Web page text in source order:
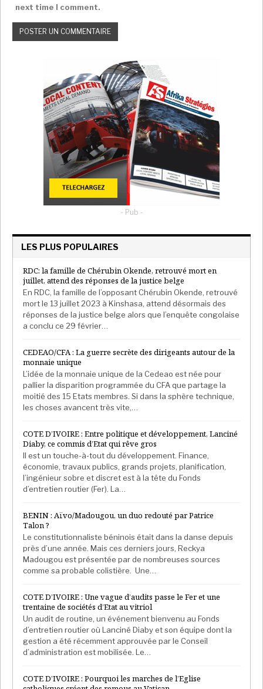
next time I comment.
- Pub -
LES PLUS POPULAIRES
RDC: la famille de Chérubin Okende, retrouvé mort en
juillet, attend des réponses de la justice belge
En RDC, la famille de l’opposant Chérubin Okende, retrouvé
mort le 13 juillet 2023 à Kinshasa, attend désormais des
réponses de la justice belge alors que l’enquête congolaise
a conclu ce 29 février…
CEDEAO/CFA : La guerre secrète des dirigeants autour de la
monnaie unique
L’idée de la monnaie unique de la Cedeao est née pour
pallier la disparition programmée du CFA que partage la
moitié des 15 Etats membres. Si dans la sphère technique,
les choses avancent très vite,…
COTE D’IVOIRE : Entre politique et développement, Lanciné
Diaby, ce commis d’Etat qui rêve gros
Il est un touche-à-tout du développement. Finance,
économie, travaux publics, grands projets, planification,
l’ingénieur sobre et discret est à la tête du Fonds
d’entretien routier (Fer). La…
BENIN : Aïvo/Madougou, un duo redouté par Patrice
Talon ?
Le constitutionnaliste béninois était dans la danse depuis
près d’une année. Mais ces derniers jours, Reckya
Madougou est présentée par de nombreuses sources
comme sa probable colistière. Une…
COTE D’IVOIRE : Une vague d’audits passe le Fer et une
trentaine de sociétés d’Etat au vitriol
Un audit de routine, un événement bienvenu au Fonds
d’entretien routier où Lanciné Diaby et son équipe dont la
gestion a été récemment approuvée par le Conseil
d’administration est mobilisée. Le…
COTE D’IVOIRE : Pourquoi les marches de l’Eglise